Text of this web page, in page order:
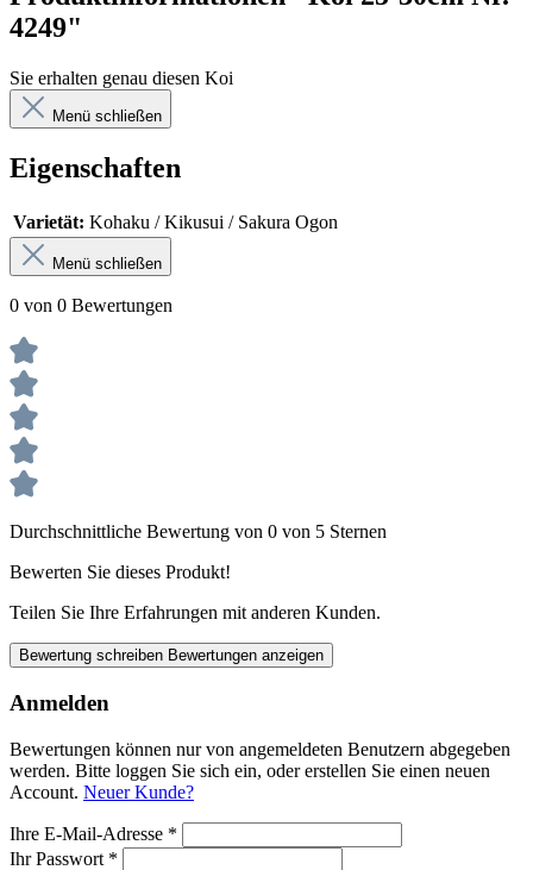
4249"
Sie erhalten genau diesen Koi
Menü schließen
Eigenschaften
Varietät: Kohaku / Kikusui / Sakura Ogon
Menü schließen
0 von 0 Bewertungen
Durchschnittliche Bewertung von 0 von 5 Sternen
Bewerten Sie dieses Produkt!
Teilen Sie Ihre Erfahrungen mit anderen Kunden.
Bewertung schreiben Bewertungen anzeigen
Anmelden
Bewertungen können nur von angemeldeten Benutzern abgegeben
werden. Bitte loggen Sie sich ein, oder erstellen Sie einen neuen
Account. Neuer Kunde?
Ihre E-Mail-Adresse *
Ihr Passwort *